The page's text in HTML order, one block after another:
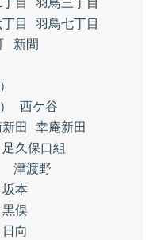
目
羽鳥三丁目
目
羽鳥七丁目
新間
西ケ谷
田
幸庵新田
足久保口組
津渡野
坂本
黒俣
日向